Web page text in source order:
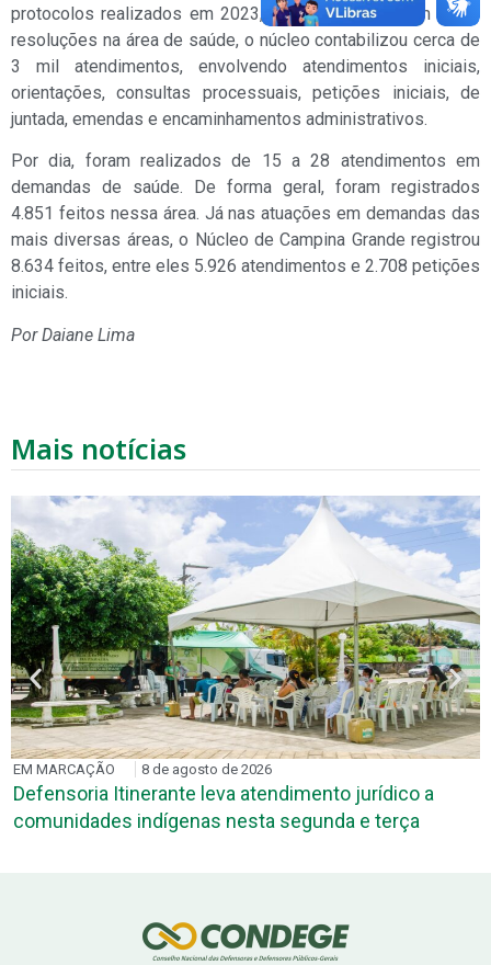
protocolos realizados em 2023, que juntos totalizam 1.851
resoluções na área de saúde, o núcleo contabilizou cerca de
3 mil atendimentos, envolvendo atendimentos iniciais,
orientações, consultas processuais, petições iniciais, de
juntada, emendas e encaminhamentos administrativos.
Por dia, foram realizados de 15 a 28 atendimentos em
demandas de saúde. De forma geral, foram registrados
4.851 feitos nessa área. Já nas atuações em demandas das
mais diversas áreas, o Núcleo de Campina Grande registrou
8.634 feitos, entre eles 5.926 atendimentos e 2.708 petições
iniciais.
Por Daiane Lima
Mais notícias
EM MARCAÇÃO 8 de agosto de 2026
Defensoria Itinerante leva atendimento jurídico a
comunidades indígenas nesta segunda e terça